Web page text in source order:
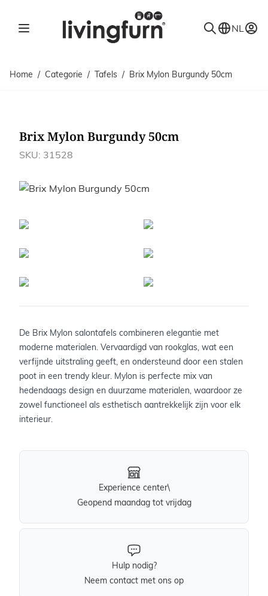
NL
Home / Categorie / Tafels / Brix Mylon Burgundy 50cm
Brix Mylon Burgundy 50cm
SKU: 31528
Afbeeldingen
De Brix Mylon salontafels combineren elegantie met
moderne materialen. Vervaardigd van rookglas, wat een
verfijnde uitstraling geeft, en ondersteund door een stalen
poot in een trendy kleur. Mylon is perfecte mix van
hedendaags design en duurzame materialen, waardoor ze
zowel functioneel als esthetisch aantrekkelijk zijn voor elk
interieur.
Experience center\
Geopend maandag tot vrijdag
Hulp nodig?
Neem contact met ons op